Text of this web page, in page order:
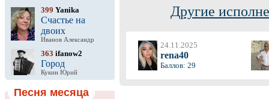
399 Yanika
Счастье на
двоих
Иванов Александр
363 ifanow2
Город
Кукин Юрий
Песня месяца
Другие
24.11.2025
rena40
Баллов: 29